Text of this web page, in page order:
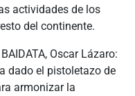
actividades de los
del continente.
Oscar Lázaro:
dado el pistoletazo de
armonizar la